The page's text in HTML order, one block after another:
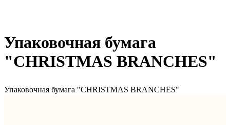
Упаковочная бумага
"CHRISTMAS BRANCHES"
Упаковочная бумага "CHRISTMAS BRANCHES"